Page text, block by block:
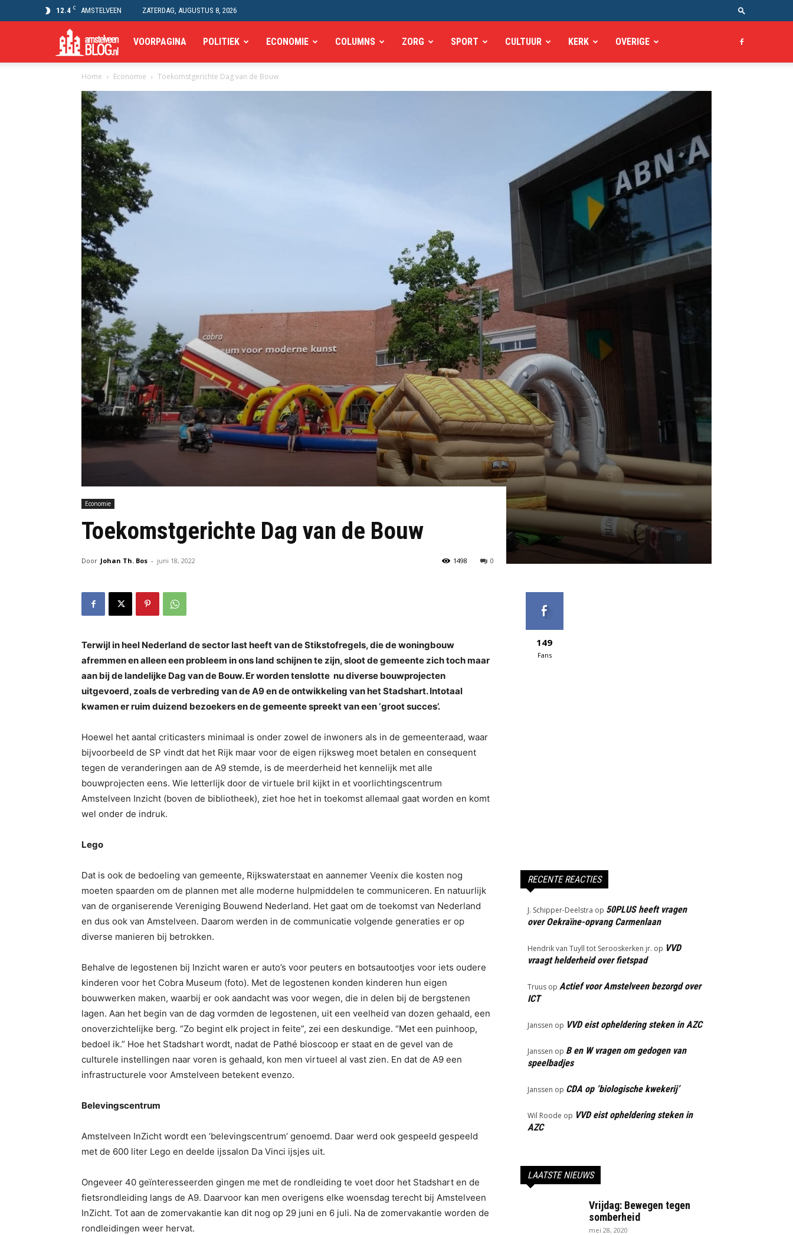
12.4 C AMSTELVEEN ZATERDAG, AUGUSTUS 8, 2026
Amstelveen
Blog
VOORPAGINA POLITIEK ECONOMIE COLUMNS ZORG SPORT CULTUUR KERK OVERIGE
Home Economie Toekomstgerichte Dag van de Bouw
Economie
Toekomstgerichte Dag van de Bouw
Door Johan Th. Bos - juni 18, 2022 0
1498
Terwijl in heel Nederland de sector last heeft van de Stikstofregels, die de woningbouw
afremmen en alleen een probleem in ons land schijnen te zijn, sloot de gemeente zich toch maar
aan bij de landelijke Dag van de Bouw. Er worden tenslotte nu diverse bouwprojecten
uitgevoerd, zoals de verbreding van de A9 en de ontwikkeling van het Stadshart. Intotaal
kwamen er ruim duizend bezoekers en de gemeente spreekt van een ‘groot succes’.
Hoewel het aantal criticasters minimaal is onder zowel de inwoners als in de gemeenteraad, waar
bijvoorbeeld de SP vindt dat het Rijk maar voor de eigen rijksweg moet betalen en consequent
tegen de veranderingen aan de A9 stemde, is de meerderheid het kennelijk met alle
bouwprojecten eens. Wie letterlijk door de virtuele bril kijkt in et voorlichtingscentrum
Amstelveen Inzicht (boven de bibliotheek), ziet hoe het in toekomst allemaal gaat worden en komt
wel onder de indruk.
Lego
Dat is ook de bedoeling van gemeente, Rijkswaterstaat en aannemer Veenix die kosten nog
moeten spaarden om de plannen met alle moderne hulpmiddelen te communiceren. En natuurlijk
van de organiserende Vereniging Bouwend Nederland. Het gaat om de toekomst van Nederland
en dus ook van Amstelveen. Daarom werden in de communicatie volgende generaties er op
diverse manieren bij betrokken.
Behalve de legostenen bij Inzicht waren er auto’s voor peuters en botsautootjes voor iets oudere
kinderen voor het Cobra Museum (foto). Met de legostenen konden kinderen hun eigen
bouwwerken maken, waarbij er ook aandacht was voor wegen, die in delen bij de bergstenen
lagen. Aan het begin van de dag vormden de legostenen, uit een veelheid van dozen gehaald, een
onoverzichtelijke berg. “Zo begint elk project in feite”, zei een deskundige. “Met een puinhoop,
bedoel ik.” Hoe het Stadshart wordt, nadat de Pathé bioscoop er staat en de gevel van de
culturele instellingen naar voren is gehaald, kon men virtueel al vast zien. En dat de A9 een
infrastructurele voor Amstelveen betekent evenzo.
Belevingscentrum
Amstelveen InZicht wordt een ‘belevingscentrum’ genoemd. Daar werd ook gespeeld gespeeld
met de 600 liter Lego en deelde ijssalon Da Vinci ijsjes uit.
Ongeveer 40 geïnteresseerden gingen me met de rondleiding te voet door het Stadshart en de
fietsrondleiding langs de A9. Daarvoor kan men overigens elke woensdag terecht bij Amstelveen
InZicht. Tot aan de zomervakantie kan dit nog op 29 juni en 6 juli. Na de zomervakantie worden de
rondleidingen weer hervat.
149
Fans
RECENTE REACTIES
J. Schipper-Deelstra op 50PLUS heeft vragen
over Oekraïne-opvang Carmenlaan
Hendrik van Tuyll tot Serooskerken jr. op VVD
vraagt helderheid over fietspad
Truus op Actief voor Amstelveen bezorgd over
ICT
Janssen op VVD eist opheldering steken in AZC
Janssen op B en W vragen om gedogen van
speelbadjes
Janssen op CDA op ‘biologische kwekerij’
Wil Roode op VVD eist opheldering steken in
AZC
LAATSTE NIEUWS
Vrijdag: Bewegen tegen
somberheid
mei 28, 2020